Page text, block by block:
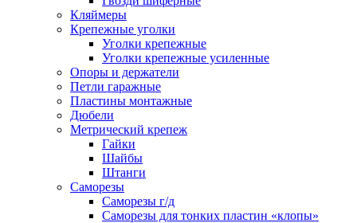
Кляймеры
Крепежные уголки
Уголки крепежные
Уголки крепежные усиленные
Опоры и держатели
Петли гаражные
Пластины монтажные
Дюбели
Метрический крепеж
Гайки
Шайбы
Штанги
Саморезы
Саморезы г/д
Саморезы для тонких пластин «клопы»